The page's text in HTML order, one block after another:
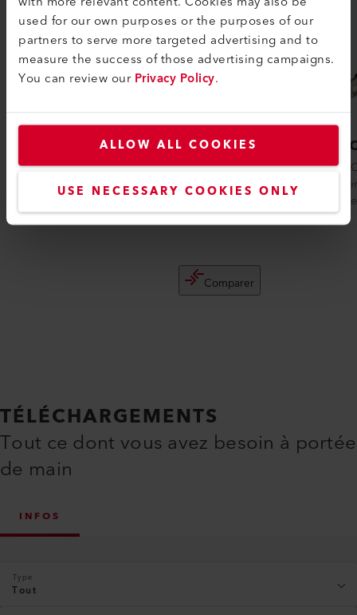
used for our own purposes or the purposes of our
partners to serve more targeted advertising and to
measure the success of those advertising campaigns.
You can review ourPrivacy Policy.
ALLOW ALL COOKIES
USE NECESSARY COOKIES ONLY
VARIMAT 300
La machine automatique à souder les toits
VARIMAT 300 de Leister garantit la
sécurité du processus lors du soudage
de...
Comparer
Le
TÉLÉCHARGEMENTS
Tout ce dont vous avez besoin à portée
de main
INFOS
Type
Tout